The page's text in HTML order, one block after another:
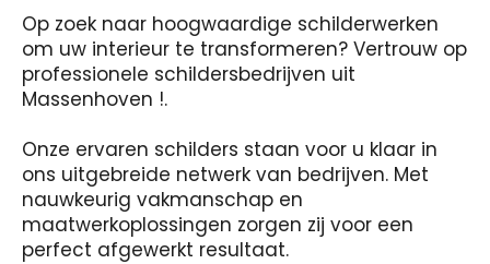
Op zoek naar hoogwaardige schilderwerken
om uw interieur te transformeren? Vertrouw op
professionele schildersbedrijven uit
Massenhoven !.
Onze ervaren schilders staan voor u klaar in
ons uitgebreide netwerk van bedrijven. Met
nauwkeurig vakmanschap en
maatwerkoplossingen zorgen zij voor een
perfect afgewerkt resultaat.